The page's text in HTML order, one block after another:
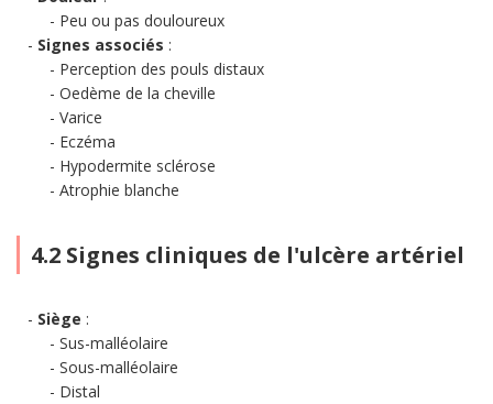
Peu ou pas douloureux
Signes associés :
Perception des pouls distaux
Oedème de la cheville
Varice
Eczéma
Hypodermite sclérose
Atrophie blanche
4.2 Signes cliniques de l'ulcère artériel
Siège :
Sus-malléolaire
Sous-malléolaire
Distal